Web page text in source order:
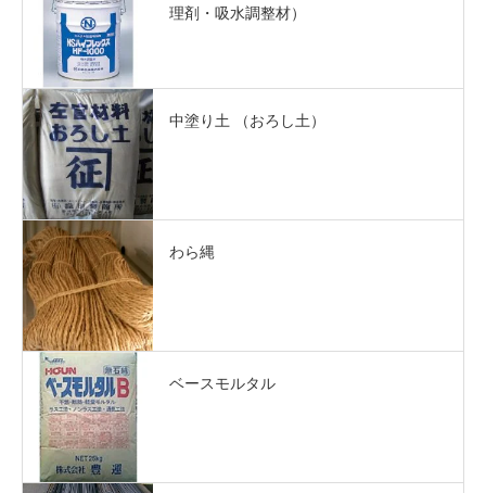
理剤・吸水調整材）
中塗り土 （おろし土）
わら縄
ベースモルタル